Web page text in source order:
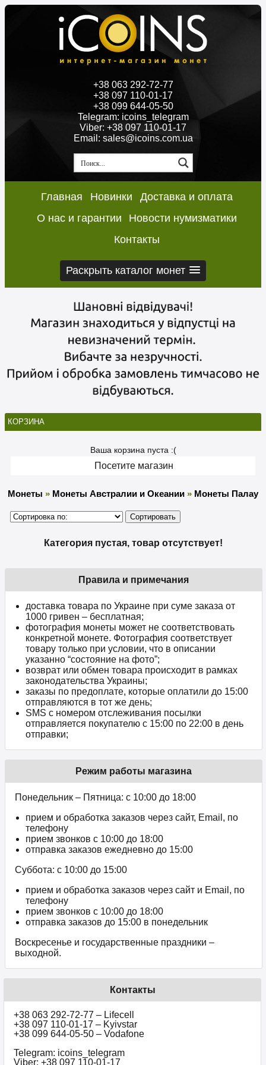
+38 063 292-72-77
+38 097 110-01-17
+38 099 644-05-50
Telegram: icoins_telegram
Viber: +38 097 110-01-17
Email: sales@icoins.com.ua
Главная Новинки
Доставка и оплата
О нас и гарантии
Новости нумизматики
Контакты
Раскрыть каталог монет
КОРЗИНА
Ваша корзина пуста :(
Посетите магазин
Монеты » Монеты Австралии и Океании » Монеты Палау
Категория пустая, товар отсутствует!
Правила и примечания
доставка товара по Украине при суме заказа от
1000 гривен – бесплатная;
фотография монеты может не соответствовать
конкретной монете. Фотография соответствует
товару только при условии, что в описании
указанно “состояние на фото”;
возврат или обмен товара происходит в рамках
законодательства Украины;
заказы по предоплате, которые оплатили до 15:00
отправляются в тот же день;
SMS с номером отслеживания посылки
отправляется покупателю с 15:00 по 22:00 в день
отправки;
Режим работы магазина
Понедельник – Пятница: с 10:00 до 18:00
прием и обработка заказов через сайт, Email, по
телефону
прием звонков c 10:00 до 18:00
отправка заказов ежедневно до 15:00
Суббота: с 10:00 до 15:00
прием и обработка заказов через сайт и Email, по
телефону
прием звонков c 10:00 до 18:00
отправка заказов до 15:00 в понедельник
Воскресенье и государственные праздники –
выходной.
Контакты
+38 063 292-72-77 – Lifecell
+38 097 110-01-17 – Kyivstar
+38 099 644-05-50 – Vodafone
Telegram: icoins_telegram
Viber: +38 097 110-01-17